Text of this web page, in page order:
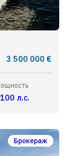
3 500 000 €
л.с.
Брокераж